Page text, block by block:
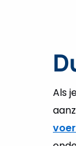
Als